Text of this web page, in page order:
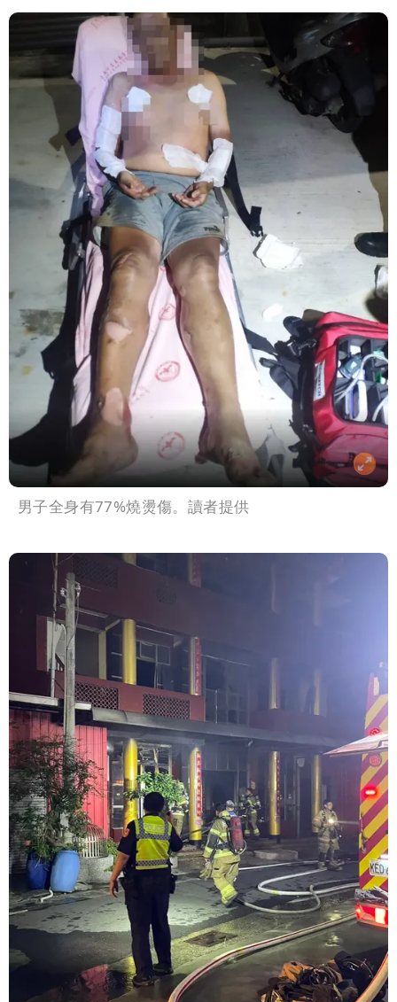
男子全身有77%燒燙傷。讀者提供